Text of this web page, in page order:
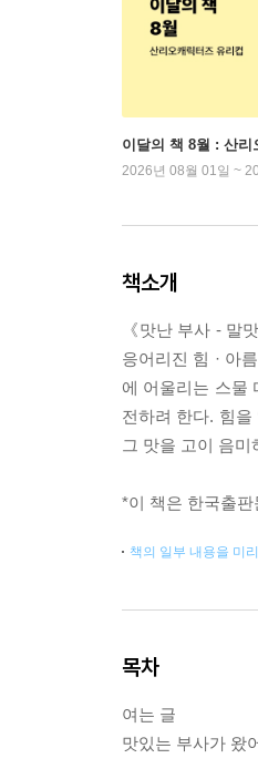
이달의 책 8월 : 산리
2026년 08월 01일 ~
책소개
《맛난 부사 - 말
응어리진 힘 · 아
에 어울리는 스물
전하려 한다. 힘
그 맛을 고이 음
*이 책은 한국출
책의 일부 내용을 미
목차
여는 글
맛있는 부사가 왔